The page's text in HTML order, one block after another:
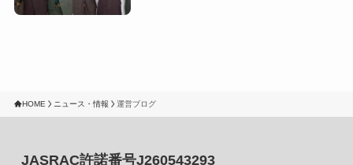
HOME ニュース・情報 運営ブログ
JASRAC許諾番号J260543293